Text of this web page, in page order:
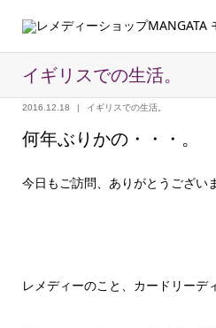
イギリスでの生活。
2016.12.18 イギリスでの生活。
何年ぶりかの・・・。
今日もご訪問、ありがとうござい
レメディーのこと、カードリーデ